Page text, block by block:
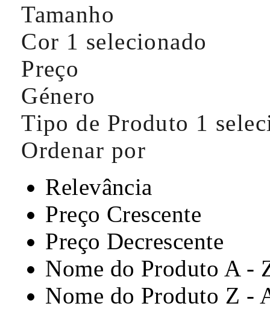
Tamanho
Cor 1 selecionado
Preço
Género
Tipo de Produto 1
Ordenar por
Relevância
Preço Crescente
Preço Decrescente
Nome do Produto A -
Nome do Produto Z -